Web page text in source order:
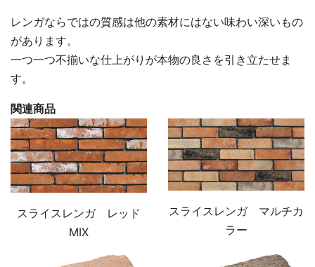
レンガならではの質感は他の素材にはない味わい深いもの
があります。
一つ一つ不揃いな仕上がりが本物の良さを引き立たせま
す。
関連商品
スライスレンガ レッド
MIX
スライスレンガ マルチカ
ラー